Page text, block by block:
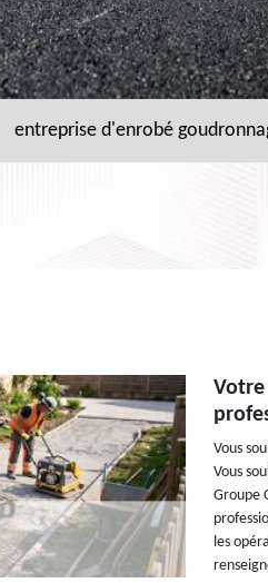
entreprise d'enrobé
Votre
Vous
Vous
Groupe
les